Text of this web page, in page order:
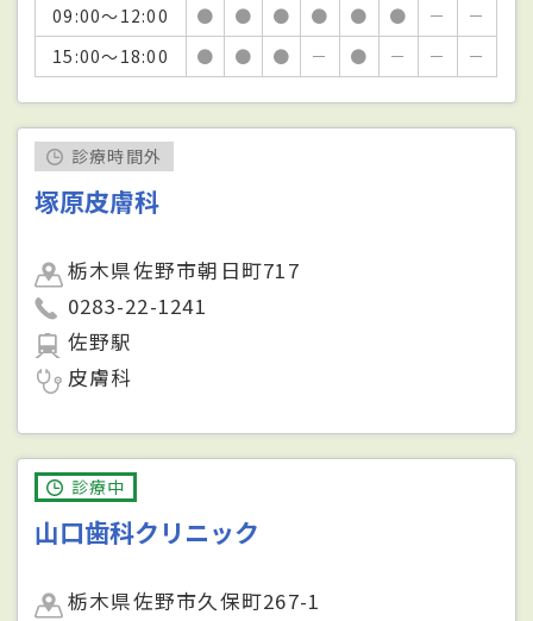
09:00～12:00 ● ● ● ● ● ● －
－
15:00～18:00
● ● ● － ● － － －
診療時間外
塚原皮膚科
栃木県佐野市朝日町717
0283-22-1241
佐野駅
皮膚科
診療中
山口歯科クリニック
栃木県佐野市久保町267-1